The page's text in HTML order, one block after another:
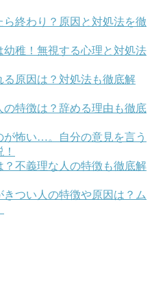
終わり？原因と対処法を徹
幼稚！無視する心理と対処法
る原因は？対処法も徹底解
の特徴は？辞める理由も徹底
が怖い…。自分の意見を言う
？不義理な人の特徴も徹底解
つい人の特徴や原因は？ム